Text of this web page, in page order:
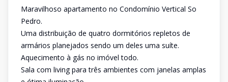
Maravilhoso apartamento no Condomínio Vertical So
Pedro.
Uma distribuição de quatro dormitórios repletos de
armários planejados sendo um deles uma suíte.
Aquecimento à gás no imóvel todo.
Sala com living para três ambientes com janelas amplas